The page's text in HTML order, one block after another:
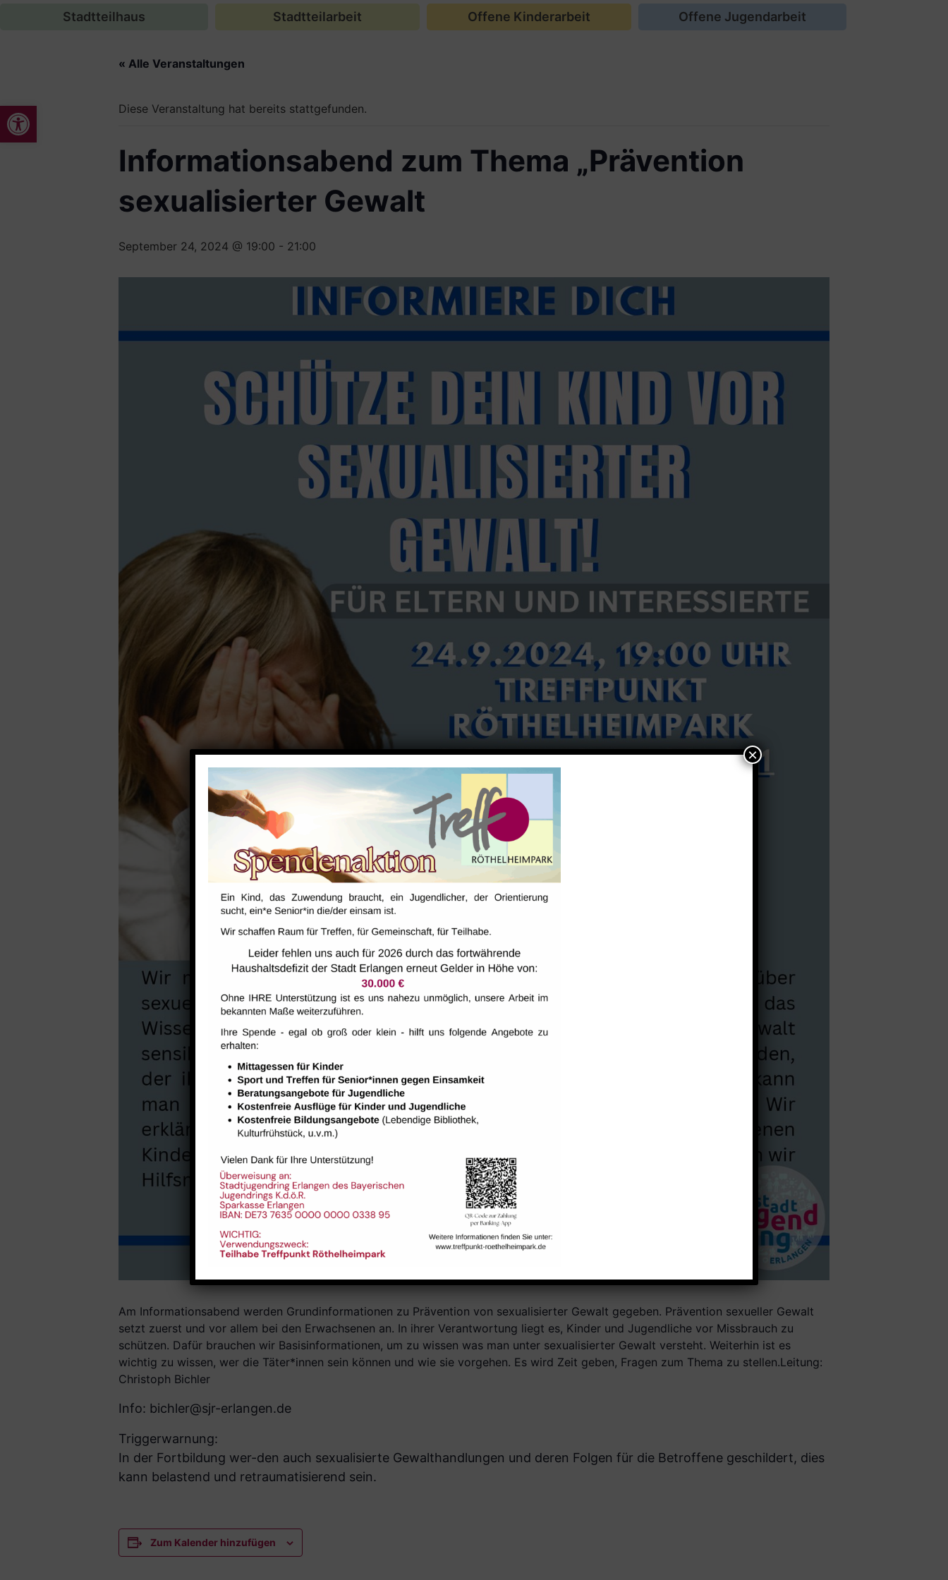
Werkzeugleiste öffnen
Stadtteilhaus Stadtteilarbeit Offene Kinderarbeit Offene Jugendarbeit
« Alle Veranstaltungen
Diese Veranstaltung hat bereits stattgefunden.
Informationsabend zum Thema „Prävention
sexualisierter Gewalt
September 24, 2024 @ 19:00 - 21:00
Am Informationsabend werden Grundinformationen zu Prävention von sexualisierter Gewalt gegeben. Prävention sexueller Gewalt
setzt zuerst und vor allem bei den Erwachsenen an. In ihrer Verantwortung liegt es, Kinder und Jugendliche vor Missbrauch zu
schützen. Dafür brauchen wir Basisinformationen, um zu wissen was man unter sexualisierter Gewalt versteht. Weiterhin ist es
wichtig zu wissen, wer die Täter*innen sein können und wie sie vorgehen. Es wird Zeit geben, Fragen zum Thema zu stellen.Leitung:
Christoph Bichler
Info: bichler@sjr-erlangen.de
Triggerwarnung:
In der Fortbildung wer-den auch sexualisierte Gewalthandlungen und deren Folgen für die Betroffene geschildert, dies
kann belastend und retraumatisierend sein.
Zum Kalender hinzufügen